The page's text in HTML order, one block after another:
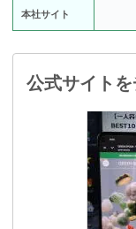
本社サイト
公式サイトを